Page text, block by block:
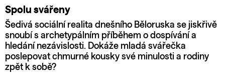
Spolu svářeny
Šedivá sociální realita dnešního Běloruska se jiskřivě
snoubí s archetypálním příběhem o dospívání a
hledání nezávislosti. Dokáže mladá svářečka
poslepovat chmurné kousky své minulosti a rodiny
zpět k sobě?